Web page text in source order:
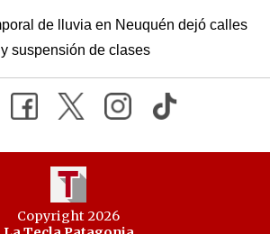
de lluvia en Neuquén dejó calles
suspensión de clases
Copyright 2026